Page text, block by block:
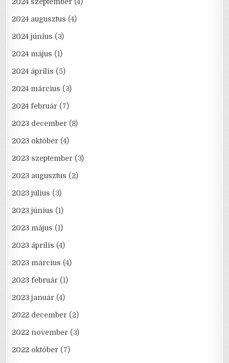
2024 szeptember (4)
2024 augusztus (4)
2024 június (3)
2024 május (1)
2024 április (5)
2024 március (3)
2024 február (7)
2023 december (8)
2023 október (4)
2023 szeptember (3)
2023 augusztus (2)
2023 július (3)
2023 június (1)
2023 május (1)
2023 április (4)
2023 március (4)
2023 február (1)
2023 január (4)
2022 december (2)
2022 november (3)
2022 október (7)